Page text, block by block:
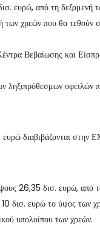
ευρώ, από τη δεξαμενή
χρεών που θα τεθούν
Βεβαίωσης και
ληξιπρόθεσμων οφειλών
διαβιβάζονται στην
26,35 δισ. ευρώ, από
10 δισ. ευρώ το ύψος των
υπολοίπου των χρεών.